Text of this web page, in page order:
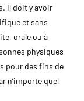
Il doit y avoir
et sans
orale ou à
physiques
pour des fins de
n’importe quel